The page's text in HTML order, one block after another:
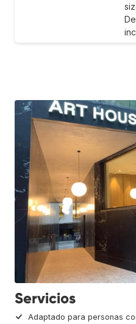
Servicios
Adaptado para personas